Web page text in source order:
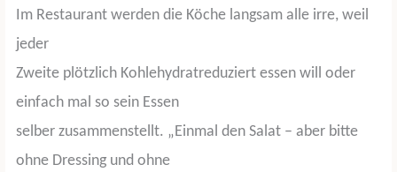
Im Restaurant werden die Köche langsam alle irre, weil
jeder
Zweite plötzlich Kohlehydratreduziert essen will oder
einfach mal so sein Essen
selber zusammenstellt. „Einmal den Salat – aber bitte
ohne Dressing und ohne